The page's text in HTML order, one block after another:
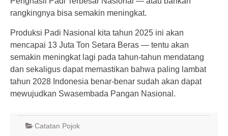
rangkingnya bisa semakin meningkat.
Produksi Padi Nasional kita tahun 2025 ini akan
mencapai 13 Juta Ton Setara Beras — tentu akan
semakin meningkat lagi pada tahun-tahun mendatang
dan sekaligus dapat memastikan bahwa paling lambat
tahun 2028 Indonesia benar-benar sudah akan dapat
mewujudkan Swasembada Pangan Nasional.
Catatan Pojok